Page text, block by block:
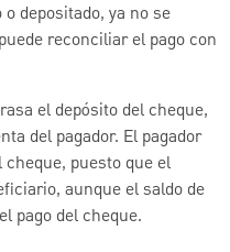
depositado, ya no se
reconciliar el pago con
el depósito del cheque,
del pagador. El pagador
puesto que el
aunque el saldo de
pago del cheque.